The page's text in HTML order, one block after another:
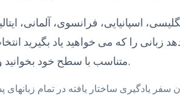
اسپانیایی، فرانسوی، آلمانی،
متناسب با سطح خود بخوانید و گوش دهید.